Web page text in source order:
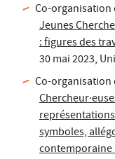
Co-organisation
Jeunes
: figures des
30 mai 2023,
Co-
symboles,
contemporaine